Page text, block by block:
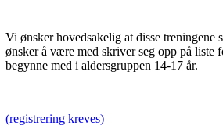
Vi ønsker hovedsakelig at disse
ønsker å være med skriver seg opp på
begynne med i aldersgruppen 14-17 år.
(registrering kreves)